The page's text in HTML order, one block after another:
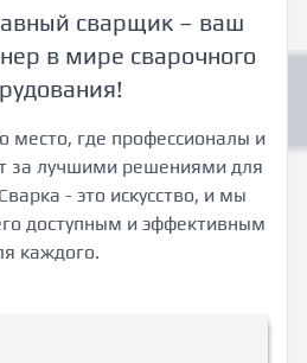
сварщик – ваш
в мире сварочного
место, где профессионалы и
за лучшими решениями для
- это искусство, и мы
доступным и эффективным
каждого.